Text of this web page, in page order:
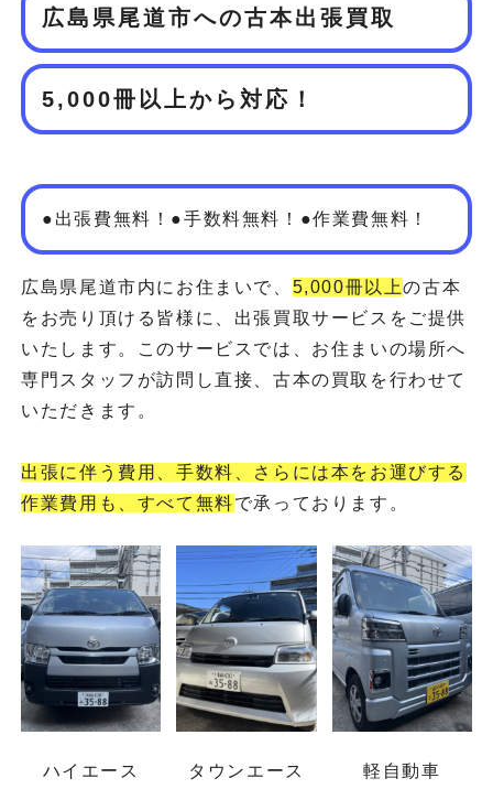
広島県尾道市への古本出張買取
5,000冊以上から対応！
●出張費無料！●手数料無料！●作業費無料！
広島県尾道市内にお住まいで、 5,000冊以上の古本
をお売り頂ける皆様に、出張買取サービスをご提供
いたします。このサービスでは、お住まいの場所へ
専門スタッフが訪問し直接、古本の買取を行わせて
いただきます。
出張に伴う費用、手数料、さらには本をお運びする
作業費用も、すべて無料で承っております。
ハイエース タウンエース 軽自動車